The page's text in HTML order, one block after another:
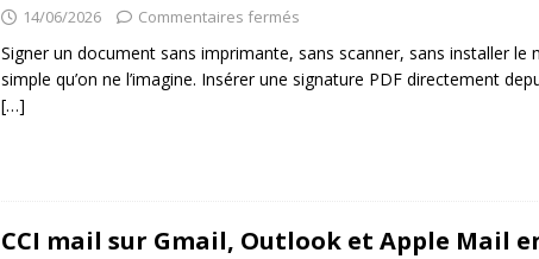
14/06/2026 Commentaires fermés
Signer un document sans imprimante, sans scanner, sans installer le
simple qu’on ne l’imagine. Insérer une signature PDF directement
[…]
CCI mail sur Gmail, Outlook et Apple Mail